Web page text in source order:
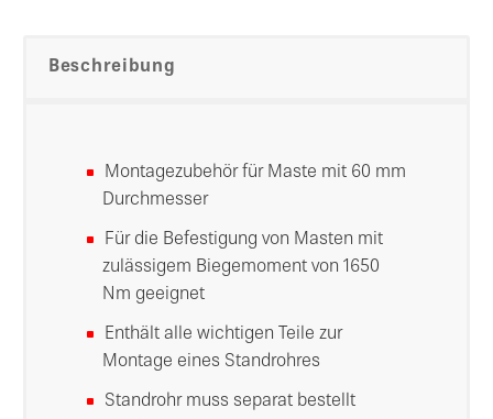
Beschreibung
Montagezubehör für Maste mit 60 mm
Durchmesser
Für die Befestigung von Masten mit
zulässigem Biegemoment von 1650
Nm geeignet
Enthält alle wichtigen Teile zur
Montage eines Standrohres
Standrohr muss separat bestellt